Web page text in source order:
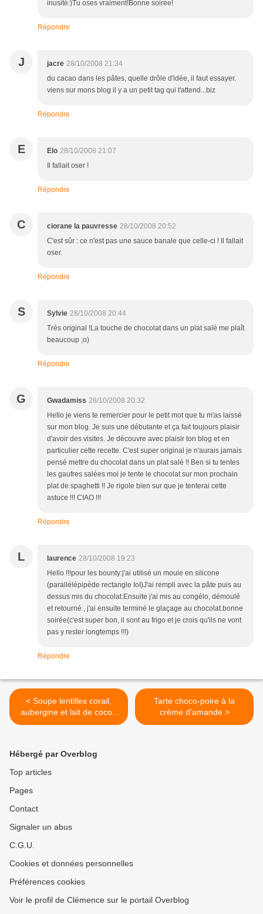
inusité:)Tu oses vraiment!Bonne soirée!
Répondre
J jacre 28/10/2008 21:34
du cacao dans les pâtes, quelle drôle d'idée, il faut essayer.
viens sur mons blog il y a un petit tag qui t'attend...biz
Répondre
E Elo 28/10/2008 21:07
Il fallait oser !
Répondre
C ciorane la pauvresse 28/10/2008 20:52
C'est sûr : ce n'est pas une sauce banale que celle-ci ! Il fallait
oser.
Répondre
S Sylvie 28/10/2008 20:44
Très original !La touche de chocolat dans un plat salé me plaît
beaucoup ;o)
Répondre
G Gwadamiss 28/10/2008 20:32
Hello je viens te remercier pour le petit mot que tu m'as laissé
sur mon blog. Je suis une débutante et ça fait toujours plaisir
d'avoir des visites. Je découvre avec plaisir ton blog et en
particulier cette recette. C'est super original je n'aurais jamais
pensé mettre du chocolat dans un plat salé !! Ben si tu tentes
les gaufres salées moi je tente le chocolat sur mon prochain
plat de spaghetti !! Je rigole bien sur que je tenterai cette
astuce !!! CIAO !!!
Répondre
L laurence 28/10/2008 19:23
Hello !!!pour les bounty:j'ai utilisé un moule en silicone
(parallélépipède rectangle IoI)J'ai rempli avec la pâte puis au
dessus mis du chocolat.Ensuite j'ai mis au congélo, démoulé
et retourné , j'ai ensuite terminé le glaçage au chocolat.bonne
soirée(c'est super bon, il sont au frigo et je crois qu'ils ne vont
pas y rester longtemps !!!)
Répondre
< Soupe lentilles corail,
aubergine et lait de coco :
les vacances dans le bol!
Tarte choco-poire à la
crème d'amande >
Hébergé par Overblog
Top articles
Pages
Contact
Signaler un abus
C.G.U.
Cookies et données personnelles
Préférences cookies
Voir le profil de Clémence sur le portail Overblog